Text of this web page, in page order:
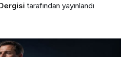
tarafından yayınlandı